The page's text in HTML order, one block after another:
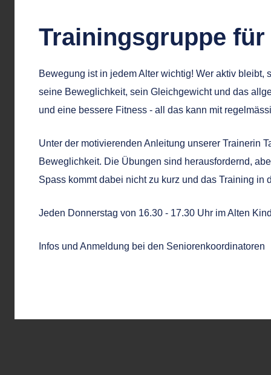
Trainingsgruppe für
Bewegung ist in jedem Alter wichtig! Wer aktiv bleibt,
seine Beweglichkeit, sein Gleichgewicht und das
und eine bessere Fitness - all das kann mit
Unter der motivierenden Anleitung unserer Trainerin
Beweglichkeit. Die Übungen sind herausfordernd,
Spass kommt dabei nicht zu kurz und das Training in
Jeden Donnerstag von 16.30 - 17.30 Uhr im Alten
Infos und Anmeldung bei den Seniorenkoordinatoren